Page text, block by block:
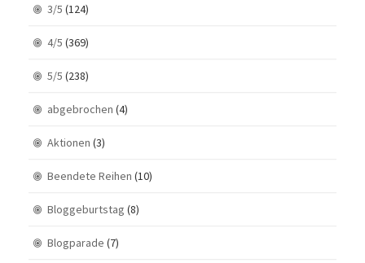
3/5 (124)
4/5 (369)
5/5 (238)
abgebrochen (4)
Aktionen (3)
Beendete Reihen (10)
Bloggeburtstag (8)
Blogparade (7)